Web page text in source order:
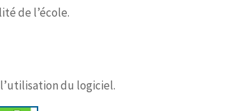
de l’école.
du logiciel.